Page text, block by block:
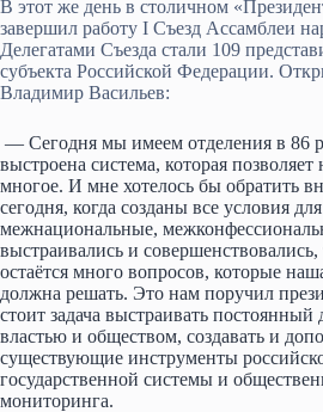
В этот же день в столичном
завершил работу I Съезд Ассамблеи
Делегатами Съезда стали 109
субъекта Российской Федерации.
Владимир Васильев:
— Сегодня мы имеем отделения в 86
выстроена система, которая позволяет
многое. И мне хотелось бы обратить
сегодня, когда созданы все условия
межнациональные,
выстраивались и
остаётся много вопросов, которые
должна решать. Это нам поручил
стоит задача выстраивать
властью и обществом, создавать и
существующие инструменты
государственной системы и
мониторинга.